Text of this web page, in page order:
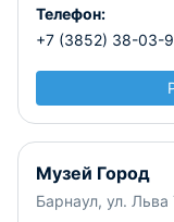
Телефон:
+7 (3852) 38-03-
Музей Город
Барнаул, ул. Льва